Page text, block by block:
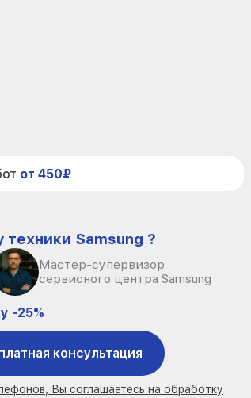
от 450₽
Samsung ?
Мастер-супервизор
сервисного центра Samsung
-25%
консультация
Вы соглашаетесь на обработку